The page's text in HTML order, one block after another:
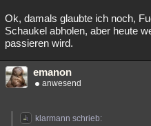
Ok, damals glaubte ich noch,
Schaukel abholen, aber heute
passieren wird.
emanon
anwesend
klarmann schrieb: